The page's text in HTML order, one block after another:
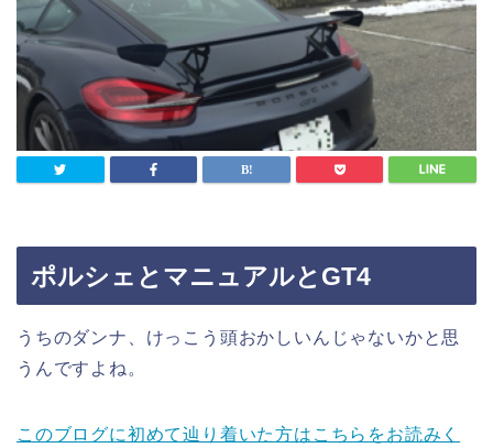
ポルシェとマニュアルとGT4
うちのダンナ、けっこう頭おかしいんじゃないかと思
うんですよね。
このブログに初めて辿り着いた方はこちらをお読みく